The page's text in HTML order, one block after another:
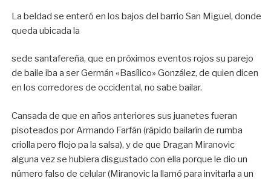
La beldad se enteró en los bajos del barrio San Miguel, donde
queda ubicada la
sede santafereña, que en próximos eventos rojos su parejo
de baile iba a ser Germán «Basílico» González, de quien dicen
en los corredores de occidental, no sabe bailar.
Cansada de que en años anteriores sus juanetes fueran
pisoteados por Armando Farfán (rápido bailarín de rumba
criolla pero flojo pa la salsa), y de que Dragan Miranovic
alguna vez se hubiera disgustado con ella porque le dio un
número falso de celular (Miranovic la llamó para invitarla a un